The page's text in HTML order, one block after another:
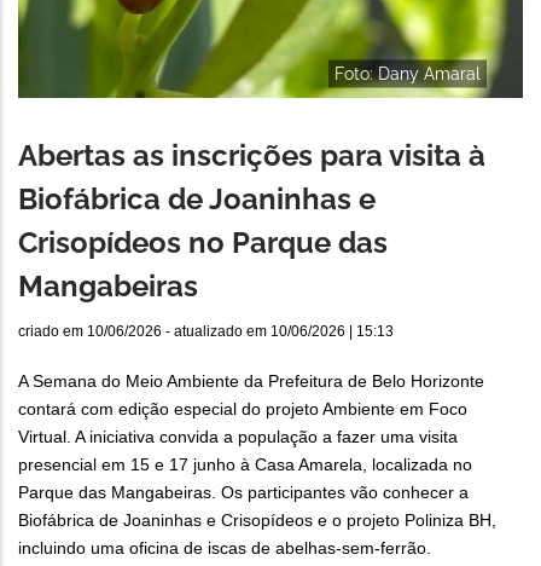
Foto: Dany Amaral
Abertas as inscrições para visita à
Biofábrica de Joaninhas e
Crisopídeos no Parque das
Mangabeiras
criado em 10/06/2026 - atualizado em 10/06/2026 | 15:13
A Semana do Meio Ambiente da Prefeitura de Belo Horizonte
contará com edição especial do projeto Ambiente em Foco
Virtual. A iniciativa convida a população a fazer uma visita
presencial em 15 e 17 junho à Casa Amarela, localizada no
Parque das Mangabeiras. Os participantes vão conhecer a
Biofábrica de Joaninhas e Crisopídeos e o projeto Poliniza BH,
incluindo uma oficina de iscas de abelhas-sem-ferrão.